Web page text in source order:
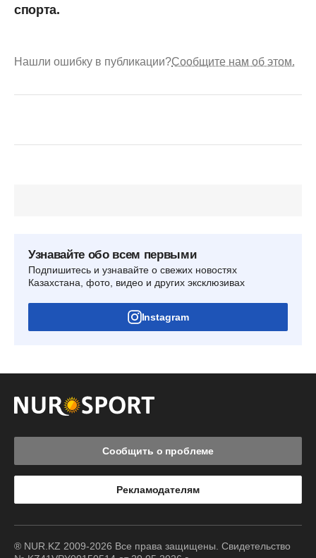
спорта.
Нашли ошибку в публикации?Сообщите нам об этом.
Узнавайте обо всем первыми
Подпишитесь и узнавайте о свежих новостях
Казахстана, фото, видео и других эксклюзивах
Instagram
Сообщить о проблеме
Рекламодателям
® NUR.KZ 2009-2026 Все права защищены. Свидетельство